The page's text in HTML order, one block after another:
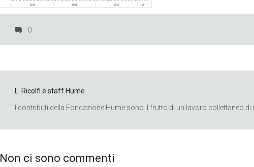
0
L. Ricolfi e staff Hume
I contributi della Fondazione Hume sono il frutto di un lavoro collettaneo di
Non ci sono commenti